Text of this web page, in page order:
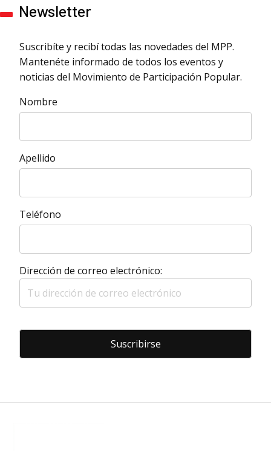
Newsletter
Suscribíte y recibí todas las novedades del MPP.
Mantenéte informado de todos los eventos y
noticias del Movimiento de Participación Popular.
Nombre
Apellido
Teléfono
Dirección de correo electrónico: